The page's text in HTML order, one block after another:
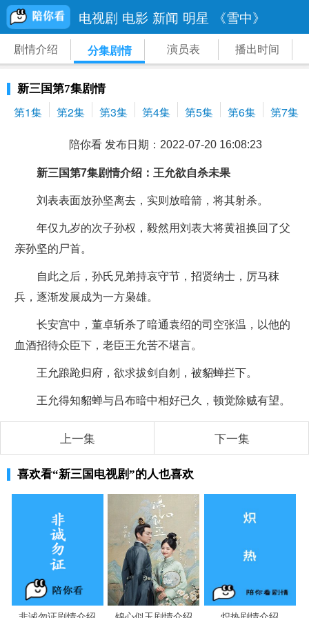
电视剧 电影 新闻 明星 《雪中》
剧情介绍 分集剧情 演员表 播出时间
新三国第7集剧情
第1集 第2集 第3集 第4集 第5集 第6集 第7集
陪你看 发布日期：2022-07-20 16:08:23
新三国第7集剧情介绍：王允欲自杀未果
刘表表面放孙坚离去，实则放暗箭，将其射杀。
年仅九岁的次子孙权，毅然用刘表大将黄祖换回了父
亲孙坚的尸首。
自此之后，孙氏兄弟持哀守节，招贤纳士，厉马秣
兵，逐渐发展成为一方枭雄。
长安宫中，董卓斩杀了暗通袁绍的司空张温，以他的
血酒招待众臣下，老臣王允苦不堪言。
王允踉跄归府，欲求拔剑自刎，被貂蝉拦下。
王允得知貂蝉与吕布暗中相好已久，顿觉除贼有望。
上一集 下一集
喜欢看“新三国电视剧”的人也喜欢